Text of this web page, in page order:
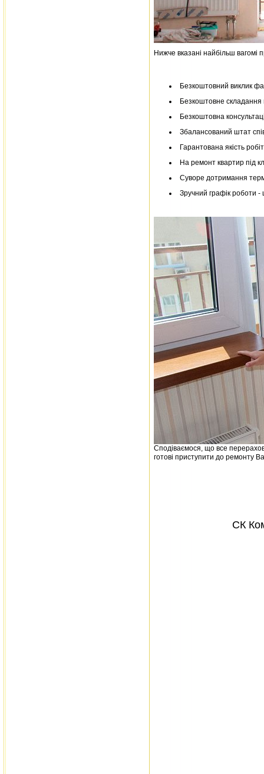
Нижче вказані найбільш вагомі
Безкоштовний виклик
Безкоштовне складання
Безкоштовна
Збалансований штат
Гарантована якість
На ремонт квартир під
Суворе дотримання
Зручний графік роботи
Сподіваємося, що все
готові приступити до ремонту
СК